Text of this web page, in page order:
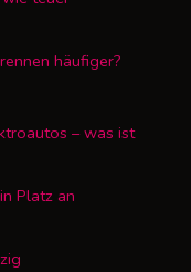
häufiger?
– was ist
Platz an